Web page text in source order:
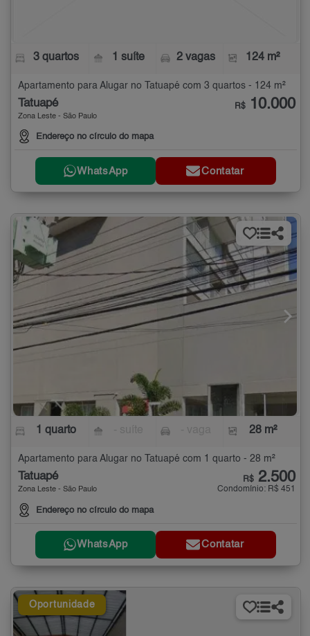
3 quartos 1 suíte 2 vagas 124 m²
Apartamento para Alugar no Tatuapé com 3 quartos - 124 m²
Tatuapé
Zona Leste - São Paulo
Endereço no círculo do mapa
R$ 10.000
WhatsApp Contatar
1 quarto 28 m²
Apartamento para Alugar no Tatuapé com 1 quarto - 28 m²
Tatuapé
Zona Leste - São Paulo
Endereço no círculo do mapa
R$ 2.500
Condomínio: R$ 451
WhatsApp Contatar
Oportunidade